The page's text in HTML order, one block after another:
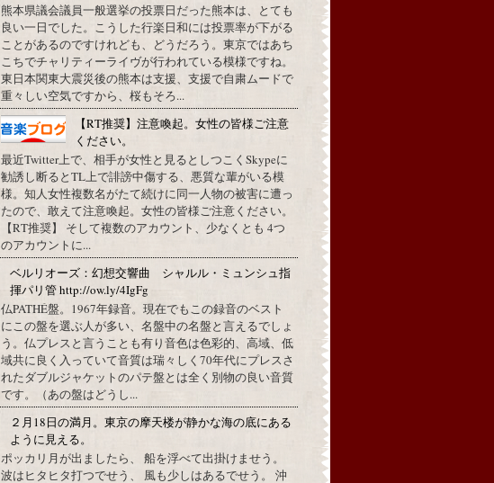
熊本県議会議員一般選挙の投票日だった熊本は、とても
良い一日でした。こうした行楽日和には投票率が下がる
ことがあるのですけれども、どうだろう。東京ではあち
こちでチャリティーライヴが行われている模様ですね。
東日本関東大震災後の熊本は支援、支援で自粛ムードで
重々しい空気ですから、桜もそろ...
【RT推奨】注意喚起。女性の皆様ご注意
ください。
最近Twitter上で、相手が女性と見るとしつこくSkypeに
勧誘し断るとTL上で誹謗中傷する、悪質な輩がいる模
様。知人女性複数名がたて続けに同一人物の被害に遭っ
たので、敢えて注意喚起。女性の皆様ご注意ください。
【RT推奨】 そして複数のアカウント、少なくとも 4つ
のアカウントに...
ベルリオーズ：幻想交響曲 シャルル・ミュンシュ指
揮パリ管 http://ow.ly/4IgFg
仏PATHÉ盤。1967年録音。現在でもこの録音のベスト
にこの盤を選ぶ人が多い、名盤中の名盤と言えるでしょ
う。仏プレスと言うことも有り音色は色彩的、高域、低
域共に良く入っていて音質は瑞々しく70年代にプレスさ
れたダブルジャケットのパテ盤とは全く別物の良い音質
です。（あの盤はどうし...
２月18日の満月。東京の摩天楼が静かな海の底にある
ように見える。
ポッカリ月が出ましたら、 船を浮べて出掛けませう。
波はヒタヒタ打つでせう、 風も少しはあるでせう。 沖